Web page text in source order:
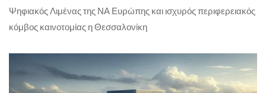
Ψηφιακός Λιμένας της ΝΑ Ευρώπης και ισχυρός περιφερειακός
κόμβος καινοτομίας η Θεσσαλονίκη